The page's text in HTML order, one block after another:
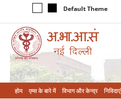
Default Theme
होम एम्‍स के बारे में विभाग और केन्‍द्र निविदाएं